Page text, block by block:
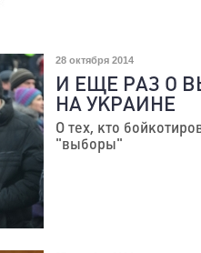
28 октября 2014
И ЕЩЕ РАЗ О
НА УКРАИНЕ
О тех, кто
"выборы"